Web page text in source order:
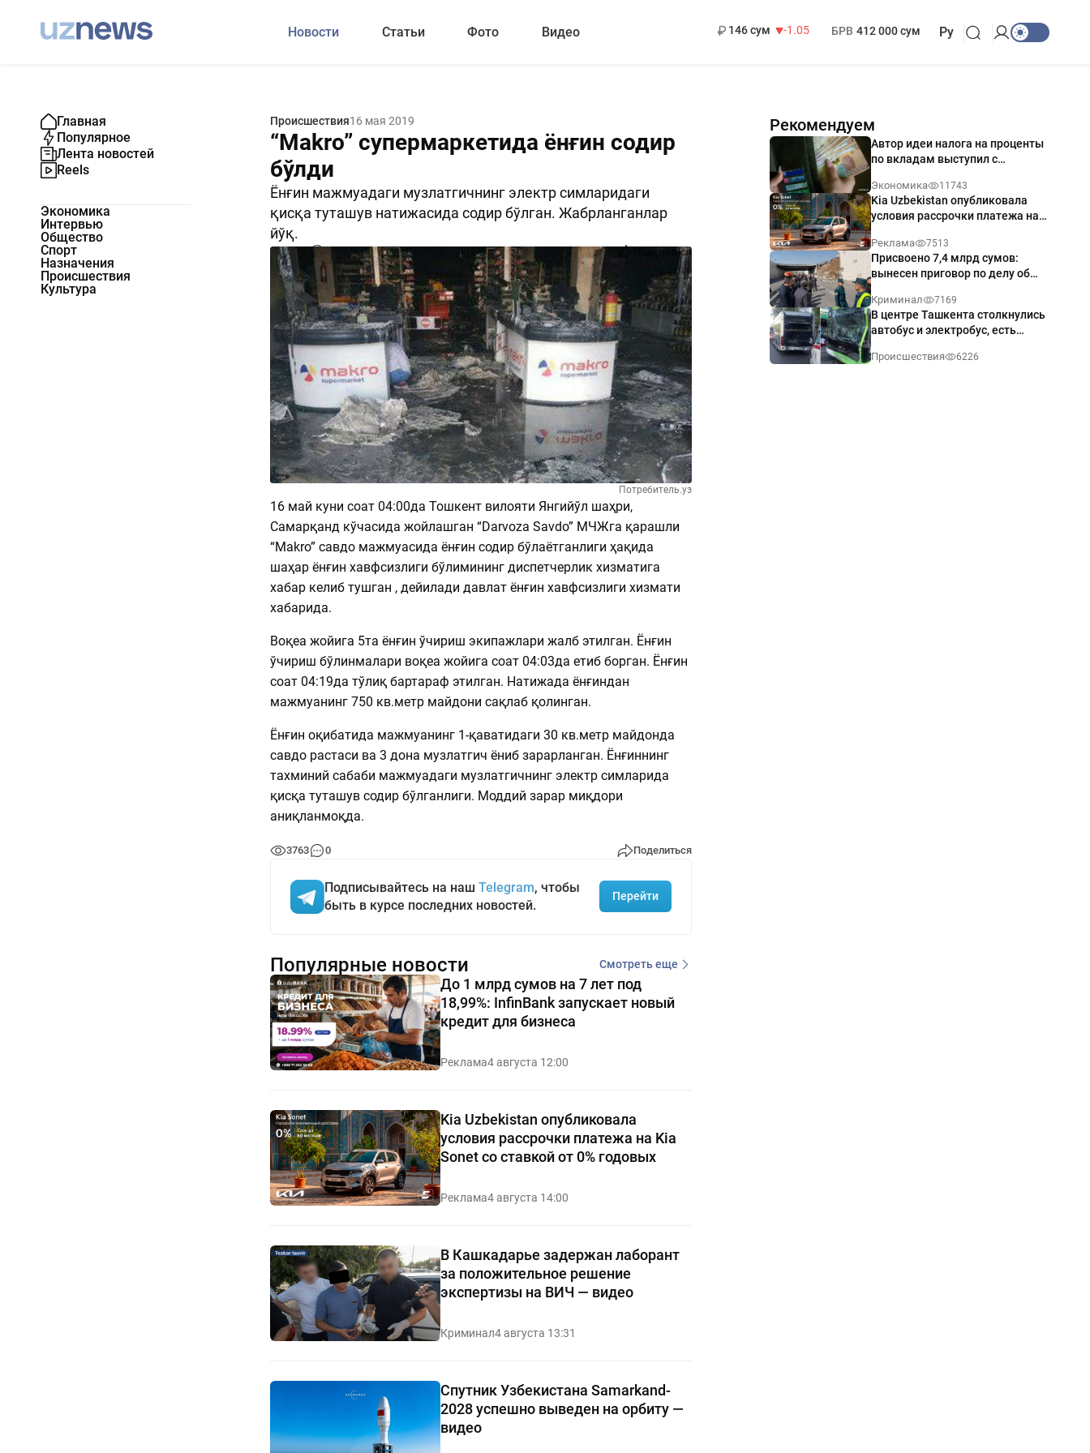
Новости Статьи Фото Видео
146 сум
-1.05
БРВ 412 000 сум Ру
Главная
Популярное
Лента новостей
Reels
Экономика
Интервью
Общество
Спорт
Назначения
Происшествия
Культура
Происшествия16 мая 2019
“Makro” супермаркетида ёнғин содир
бўлди
Ёнғин мажмуадаги музлатгичнинг электр симларидаги
қисқа туташув натижасида содир бўлган. Жабрланганлар
йўқ.
3763 Поделиться
Потребитель.уз
16 май куни соат 04:00да Тошкент вилояти Янгийўл шаҳри,
Самарқанд кўчасида жойлашган “Darvoza Savdo” МЧЖга қарашли
“Makro” савдо мажмуасида ёнғин содир бўлаётганлиги ҳақида
шаҳар ёнғин хавфсизлиги бўлимининг диспетчерлик хизматига
хабар келиб тушган , дейилади давлат ёнғин хавфсизлиги хизмати
хабарида.
Воқеа жойига 5та ёнғин ўчириш экипажлари жалб этилган. Ёнғин
ўчириш бўлинмалари воқеа жойига соат 04:03да етиб борган. Ёнғин
соат 04:19да тўлиқ бартараф этилган. Натижада ёнғиндан
мажмуанинг 750 кв.метр майдони сақлаб қолинган.
Ёнғин оқибатида мажмуанинг 1-қаватидаги 30 кв.метр майдонда
савдо растаси ва 3 дона музлатгич ёниб зарарланган. Ёнғиннинг
тахминий сабаби мажмуадаги музлатгичнинг электр симларида
қисқа туташув содир бўлганлиги. Моддий зарар миқдори
аниқланмоқда.
3763 0 Поделиться
Подписывайтесь на наш Telegram, чтобы
быть в курсе последних новостей.
Перейти
Рекомендуем
Автор идеи налога на проценты
по вкладам выступил с
Экономика 11743
Kia Uzbekistan опубликовала
условия рассрочки платежа на
годовых
Реклама 7513
Присвоено 7,4 млрд сумов:
вынесен приговор по делу об
Ташкенте
Криминал 7169
В центре Ташкента столкнулись
автобус и электробус, есть
Происшествия 6226
Популярные новости Смотреть еще
До 1 млрд сумов на 7 лет под
18,99%: InfinBank запускает новый
кредит для бизнеса
Реклама4 августа 12:00
Kia Uzbekistan опубликовала
условия рассрочки платежа на Kia
Sonet со ставкой от 0% годовых
Реклама4 августа 14:00
В Кашкадарье задержан лаборант
за положительное решение
экспертизы на ВИЧ — видео
Криминал4 августа 13:31
Спутник Узбекистана Samarkand-
2028 успешно выведен на орбиту —
видео